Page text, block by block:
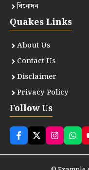
বিনোদন
Quakes Links
About Us
Contact Us
Disclaimer
Privacy Policy
Follow Us